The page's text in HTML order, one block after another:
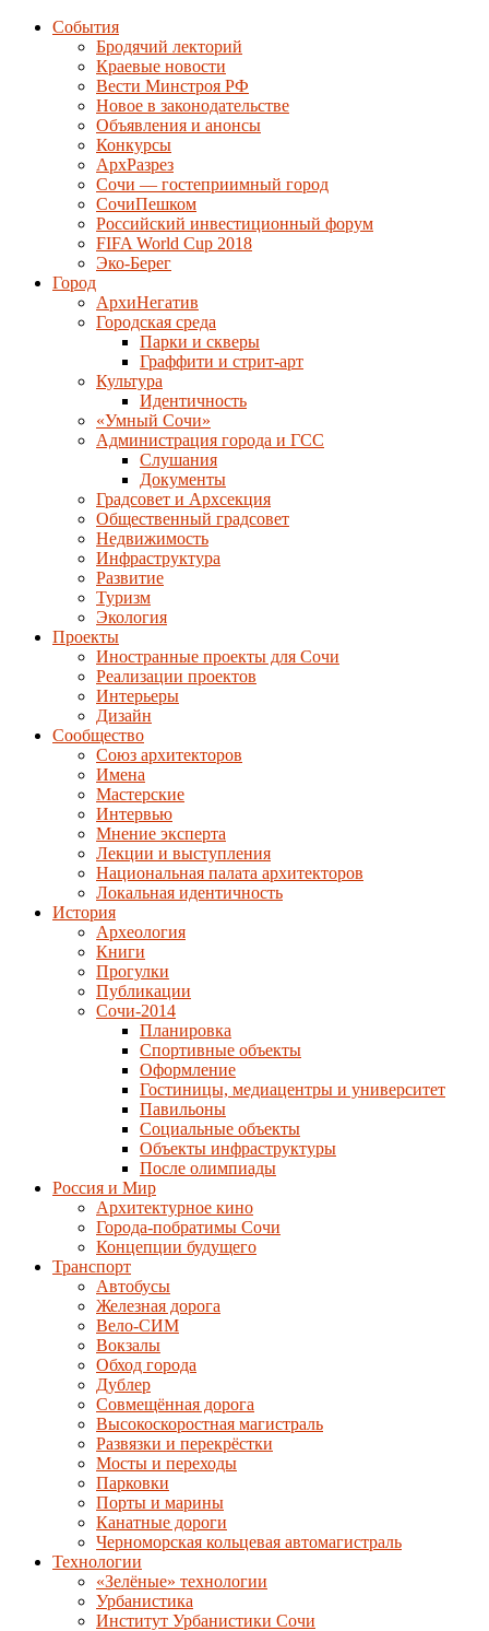
События
Бродячий лекторий
Краевые новости
Вести Минстроя РФ
Новое в законодательстве
Объявления и анонсы
Конкурсы
АрхРазрез
Сочи — гостеприимный город
СочиПешком
Российский инвестиционный форум
FIFA World Cup 2018
Эко-Берег
Город
АрхиНегатив
Городская среда
Парки и скверы
Граффити и стрит-арт
Культура
Идентичность
«Умный Сочи»
Администрация города и ГСС
Слушания
Документы
Градсовет и Архсекция
Общественный градсовет
Недвижимость
Инфраструктура
Развитие
Туризм
Экология
Проекты
Иностранные проекты для Сочи
Реализации проектов
Интерьеры
Дизайн
Сообщество
Союз архитекторов
Имена
Мастерские
Интервью
Мнение эксперта
Лекции и выступления
Национальная палата архитекторов
Локальная идентичность
История
Археология
Книги
Прогулки
Публикации
Сочи-2014
Планировка
Спортивные объекты
Оформление
Гостиницы, медиацентры и университет
Павильоны
Социальные объекты
Объекты инфраструктуры
После олимпиады
Россия и Мир
Архитектурное кино
Города-побратимы Сочи
Концепции будущего
Транспорт
Автобусы
Железная дорога
Вело-СИМ
Вокзалы
Обход города
Дублер
Совмещённая дорога
Высокоскоростная магистраль
Развязки и перекрёстки
Мосты и переходы
Парковки
Порты и марины
Канатные дороги
Черноморская кольцевая автомагистраль
Технологии
«Зелёные» технологии
Урбанистика
Институт Урбанистики Сочи